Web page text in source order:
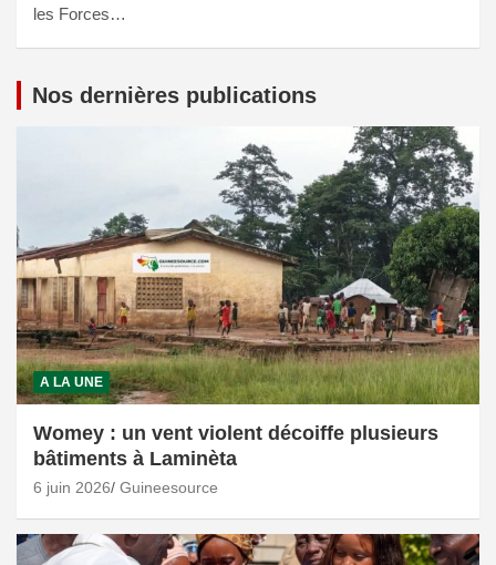
les Forces…
Nos dernières publications
A LA UNE
Womey : un vent violent décoiffe plusieurs
bâtiments à Laminèta
6 juin 2026 Guineesource